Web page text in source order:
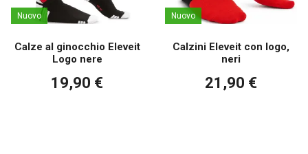
Nuovo
Calze al ginocchio Eleveit
Logo nere
19,90 €
Nuovo
Calzini Eleveit con logo,
neri
21,90 €